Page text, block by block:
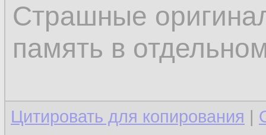
Страшные
память в
Цитировать для копирования |